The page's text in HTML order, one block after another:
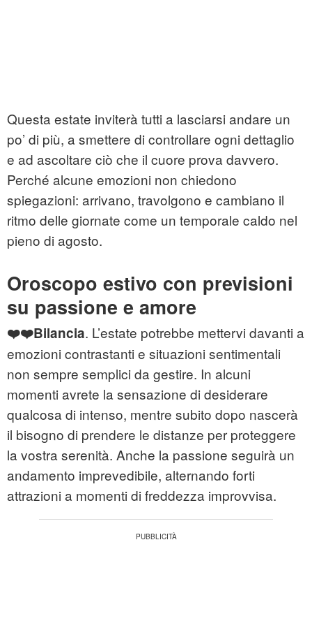
Questa estate inviterà tutti a lasciarsi andare un
po’ di più, a smettere di controllare ogni dettaglio
e ad ascoltare ciò che il cuore prova davvero.
Perché alcune emozioni non chiedono
spiegazioni: arrivano, travolgono e cambiano il
ritmo delle giornate come un temporale caldo nel
pieno di agosto.
Oroscopo estivo con previsioni
su passione e amore
❤️❤️Bilancia. L’estate potrebbe mettervi davanti a
emozioni contrastanti e situazioni sentimentali
non sempre semplici da gestire. In alcuni
momenti avrete la sensazione di desiderare
qualcosa di intenso, mentre subito dopo nascerà
il bisogno di prendere le distanze per proteggere
la vostra serenità. Anche la passione seguirà un
andamento imprevedibile, alternando forti
attrazioni a momenti di freddezza improvvisa.